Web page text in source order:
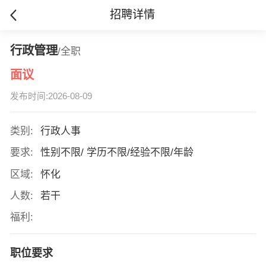
招聘详情
行政管理/全职
面议
发布时间:2026-08-09
类别:
行政人事
要求:
性别不限/ 学历不限/经验不限/年龄
区域:
怀化
人数:
若干
福利:
职位要求